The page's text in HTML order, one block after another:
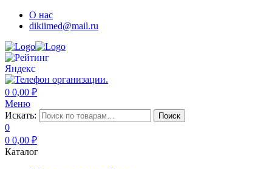
О нас
dikiimed@mail.ru
0 0,00 ₽
Меню
Искать:
Поиск
0
0 0,00 ₽
Каталог